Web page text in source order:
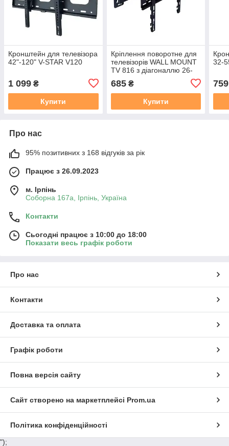
Кронштейн для телевізора
42"-120" V-STAR V120
1 099 ₴
Купити
Кріплення поворотне для
телевізорів WALL MOUNT
TV 816 з діагоналлю 26-
685₴
Купити
32-
759
Про нас
95% позитивних з 168 відгуків за рік
Працює з 26.09.2023
м. Ірпінь
Соборна 167а, Ірпінь, Україна
Контакти
Сьогодні працює з 10:00 до 18:00
Показати весь графік роботи
Про нас
Контакти
Доставка та оплата
Графік роботи
Повна версія сайту
Сайт створено на маркетплейсі Prom.ua
Політика конфіденційності
");